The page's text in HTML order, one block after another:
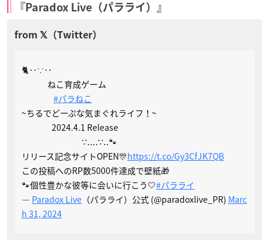
『Paradox Live（パラライ）』
🐈‥∵‥
⠀⠀⠀⠀ ねこ育成ゲーム
#パラねこ
~ちるでどーぷな気まぐれライフ！~
⠀⠀⠀⠀⠀2024.4.1 Release
⠀⠀⠀⠀⠀⠀⠀⠀⠀⠀∵‥‥∵‥🐾
リリース記念サイトOPEN🎊https://t.co/Gy3CfJK7QB
この投稿へのRP数5000件達成で壁紙🎁
🐾個性豊かな彼等に会いに行こう🤍#パラライ
— Paradox Live （パラライ）公式 (@paradoxlive_PR) Marc
h 31, 2024